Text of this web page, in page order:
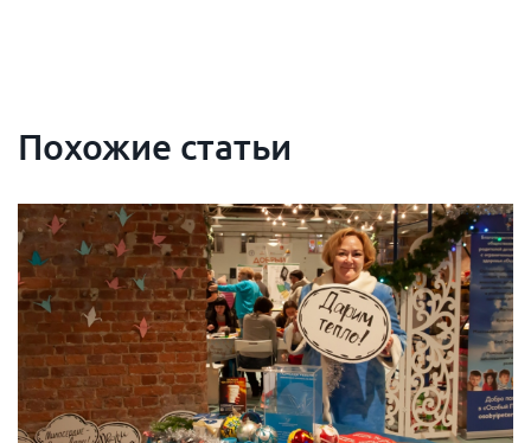
Похожие статьи